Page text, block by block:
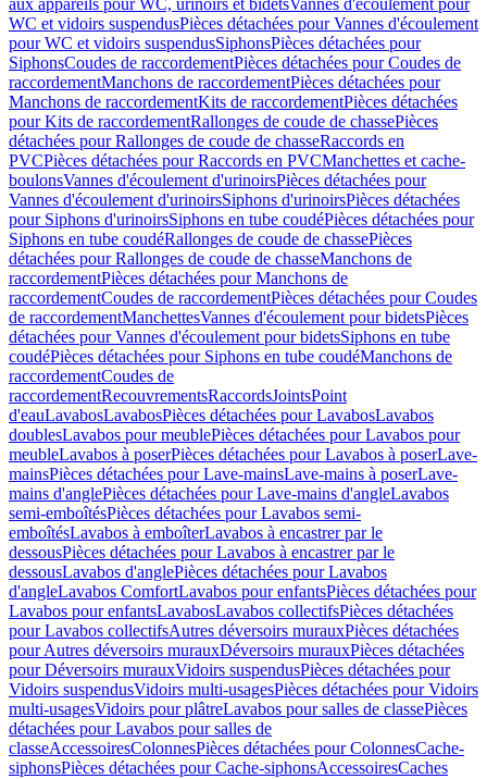
aux appareils pour WC, urinoirs et bidetsVannes d'écoulement pour
WC et vidoirs suspendusPièces détachées pour Vannes d'écoulement
pour WC et vidoirs suspendusSiphonsPièces détachées pour
SiphonsCoudes de raccordementPièces détachées pour Coudes de
raccordementManchons de raccordementPièces détachées pour
Manchons de raccordementKits de raccordementPièces détachées
pour Kits de raccordementRallonges de coude de chassePièces
détachées pour Rallonges de coude de chasseRaccords en
PVCPièces détachées pour Raccords en PVCManchettes et cache-
boulonsVannes d'écoulement d'urinoirsPièces détachées pour
Vannes d'écoulement d'urinoirsSiphons d'urinoirsPièces détachées
pour Siphons d'urinoirsSiphons en tube coudéPièces détachées pour
Siphons en tube coudéRallonges de coude de chassePièces
détachées pour Rallonges de coude de chasseManchons de
raccordementPièces détachées pour Manchons de
raccordementCoudes de raccordementPièces détachées pour Coudes
de raccordementManchettesVannes d'écoulement pour bidetsPièces
détachées pour Vannes d'écoulement pour bidetsSiphons en tube
coudéPièces détachées pour Siphons en tube coudéManchons de
raccordementCoudes de
raccordementRecouvrementsRaccordsJointsPoint
d'eauLavabosLavabosPièces détachées pour LavabosLavabos
doublesLavabos pour meublePièces détachées pour Lavabos pour
meubleLavabos à poserPièces détachées pour Lavabos à poserLave-
mainsPièces détachées pour Lave-mainsLave-mains à poserLave-
mains d'anglePièces détachées pour Lave-mains d'angleLavabos
semi-emboîtésPièces détachées pour Lavabos semi-
emboîtésLavabos à emboîterLavabos à encastrer par le
dessousPièces détachées pour Lavabos à encastrer par le
dessousLavabos d'anglePièces détachées pour Lavabos
d'angleLavabos ComfortLavabos pour enfantsPièces détachées pour
Lavabos pour enfantsLavabosLavabos collectifsPièces détachées
pour Lavabos collectifsAutres déversoirs murauxPièces détachées
pour Autres déversoirs murauxDéversoirs murauxPièces détachées
pour Déversoirs murauxVidoirs suspendusPièces détachées pour
Vidoirs suspendusVidoirs multi-usagesPièces détachées pour Vidoirs
multi-usagesVidoirs pour plâtreLavabos pour salles de classePièces
détachées pour Lavabos pour salles de
classeAccessoiresColonnesPièces détachées pour ColonnesCache-
siphonsPièces détachées pour Cache-siphonsAccessoiresCaches